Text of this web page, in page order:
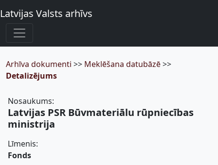
Latvijas Valsts arhīvs
Arhīva dokumenti >> Meklēšana datubāzē>>
Detalizējums
Nosaukums:
Latvijas PSR Būvmateriālu rūpniecības
ministrija
Līmenis:
Fonds